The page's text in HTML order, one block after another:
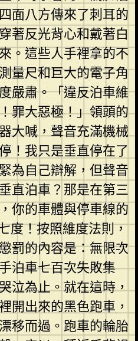
面八方傳來了刺耳的
著反光背心和戴著白
。這些人手裡拿的不
量尺和巨大的電子角
嚴肅。「違反泊車維
罪大惡極！」領頭的
大喊，聲音充滿機械
！我只是垂直停在了
為自己辯解，但聲音
直泊車？那是在第三
你的車體與停車線的
！按照維度法則，
罰的內容是：無限次
泊車七百次失敗集
泣為止。就在這時，
開出來的黑色跑車，
移而過。跑車的輪胎